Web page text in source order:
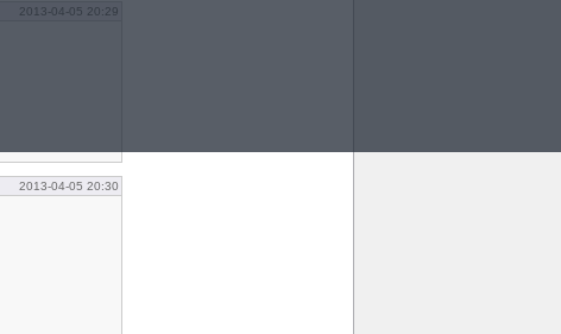
2013-04-05 20:29
2013-04-05 20:30